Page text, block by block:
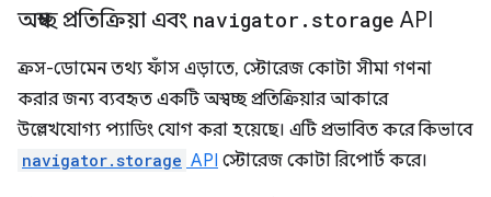
অস্বচ্ছ প্রতিক্রিয়া এবং navigator . storage API
ক্রস-ডোমেন তথ্য ফাঁস এড়াতে, স্টোরেজ কোটা সীমা গণনা
করার জন্য ব্যবহৃত একটি অস্বচ্ছ প্রতিক্রিয়ার আকারে
উল্লেখযোগ্য প্যাডিং যোগ করা হয়েছে। এটি প্রভাবিত করে কিভাবে
navigator.storage API স্টোরেজ কোটা রিপোর্ট করে।